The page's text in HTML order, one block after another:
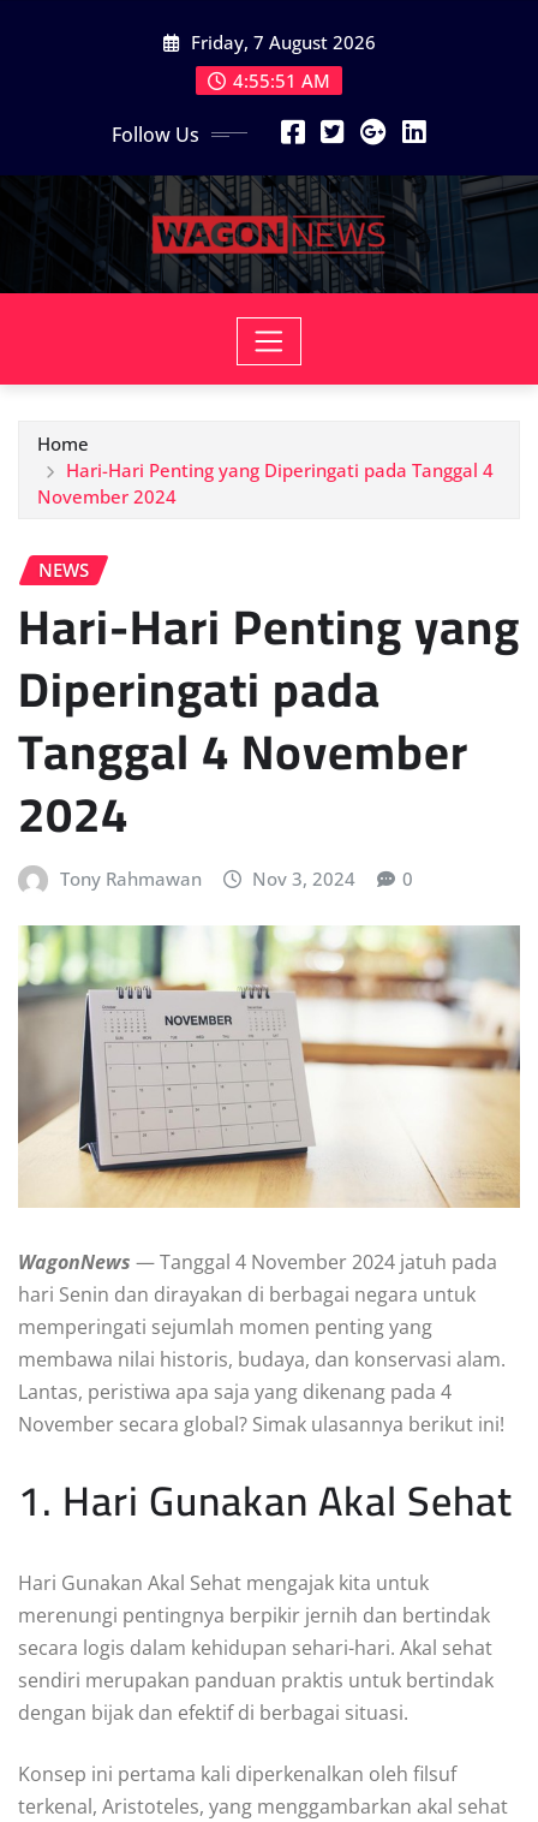
Friday, 7 August 2026
4:55:53 AM
Follow Us
Home
Hari-Hari Penting yang Diperingati pada Tanggal 4
November 2024
NEWS
Hari-Hari Penting yang
Diperingati pada
Tanggal 4 November
2024
Tony Rahmawan Nov 3, 2024 0
WagonNews — Tanggal 4 November 2024 jatuh pada
hari Senin dan dirayakan di berbagai negara untuk
memperingati sejumlah momen penting yang
membawa nilai historis, budaya, dan konservasi alam.
Lantas, peristiwa apa saja yang dikenang pada 4
November secara global? Simak ulasannya berikut ini!
1. Hari Gunakan Akal Sehat
Hari Gunakan Akal Sehat mengajak kita untuk
merenungi pentingnya berpikir jernih dan bertindak
secara logis dalam kehidupan sehari-hari. Akal sehat
sendiri merupakan panduan praktis untuk bertindak
dengan bijak dan efektif di berbagai situasi.
Konsep ini pertama kali diperkenalkan oleh filsuf
terkenal, Aristoteles, yang menggambarkan akal sehat